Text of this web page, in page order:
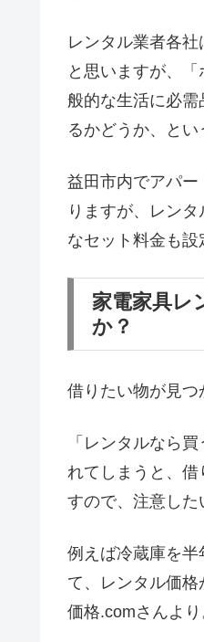
レンタル業者各
と思いますが、
般的な生活に必
るかどうか、とい
益田市内でアパ
りますが、レン
なセット料金も設
家電家具レ
か？
借りたい物が見つ
「レンタルなら
れてしまうと、借
すので、注意した
例えば冷蔵庫を
て、レンタル価
価格.comさんより